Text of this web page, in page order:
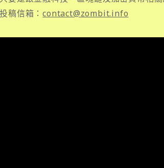
投稿信箱：contact@zombit.info